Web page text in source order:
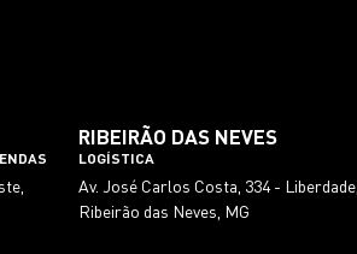
RIBEIRÃO DAS NEVES
LOGÍSTICA
Av. José Carlos Costa, 334 - Liberdade,
Ribeirão das Neves, MG